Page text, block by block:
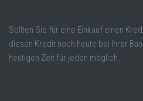
Sollten Sie für eine Einkauf einen
diesen Kredit noch heute bei Ihrer
heutigen Zeit für jeden möglich.